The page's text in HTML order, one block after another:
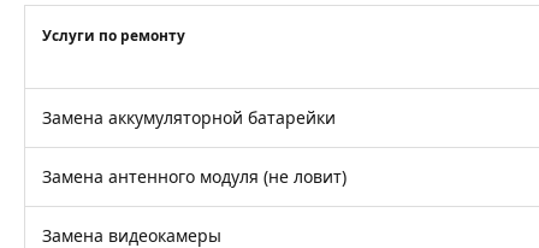
Услуги по ремонту
Замена аккумуляторной батарейки
Замена антенного модуля (не ловит)
Замена видеокамеры